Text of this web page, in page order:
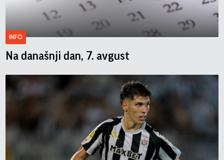
INFO
Na današnji dan, 7. avgust